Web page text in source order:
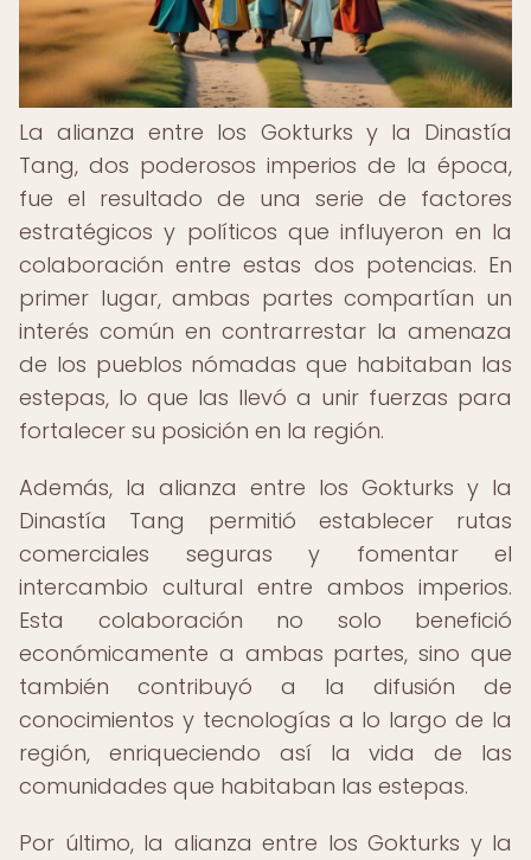
La alianza entre los Gokturks y la Dinastía
Tang, dos poderosos imperios de la época,
fue el resultado de una serie de factores
estratégicos y políticos que influyeron en la
colaboración entre estas dos potencias. En
primer lugar, ambas partes compartían un
interés común en contrarrestar la amenaza
de los pueblos nómadas que habitaban las
estepas, lo que las llevó a unir fuerzas para
fortalecer su posición en la región.
Además, la alianza entre los Gokturks y la
Dinastía Tang permitió establecer rutas
comerciales seguras y fomentar el
intercambio cultural entre ambos imperios.
Esta colaboración no solo benefició
económicamente a ambas partes, sino que
también contribuyó a la difusión de
conocimientos y tecnologías a lo largo de la
región, enriqueciendo así la vida de las
comunidades que habitaban las estepas.
Por último, la alianza entre los Gokturks y la